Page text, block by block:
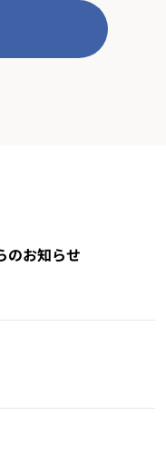
のお知らせ